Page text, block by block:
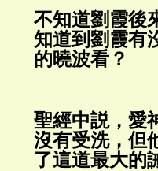
不知道劉霞後
知道到劉霞有
的曉波看？
聖經中説，愛
沒有受洗，但
了這道最大的